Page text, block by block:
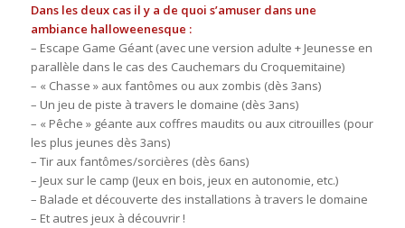
Dans les deux cas il y a de quoi s’amuser dans une
ambiance halloweenesque :
– Escape Game Géant (avec une version adulte + Jeunesse en
parallèle dans le cas des Cauchemars du Croquemitaine)
– « Chasse » aux fantômes ou aux zombis (dès 3ans)
– Un jeu de piste à travers le domaine (dès 3ans)
– « Pêche » géante aux coffres maudits ou aux citrouilles (pour
les plus jeunes dès 3ans)
– Tir aux fantômes/sorcières (dès 6ans)
– Jeux sur le camp (Jeux en bois, jeux en autonomie, etc.)
– Balade et découverte des installations à travers le domaine
– Et autres jeux à découvrir !